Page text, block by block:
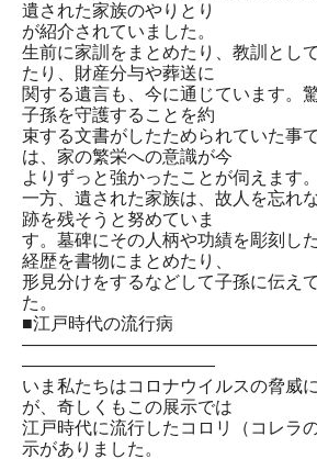
遺された家族のやりとり
が紹介されていました。
生前に家訓をまとめたり、教訓とし
たり、財産分与や葬送に
関する遺言も、今に通じています。
子孫を守護することを約
束する文書がしたためられていた事
は、家の繁栄への意識が今
よりずっと強かったことが伺えます。
一方、遺された家族は、故人を忘れ
跡を残そうと努めていま
す。墓碑にその人柄や功績を彫刻し
経歴を書物にまとめたり、
形見分けをするなどして子孫に伝え
た。
■江戸時代の流行病
―――――――――――
いま私たちはコロナウイルスの脅威
が、奇しくもこの展示では
江戸時代に流行したコロリ（コレラ
示がありました。